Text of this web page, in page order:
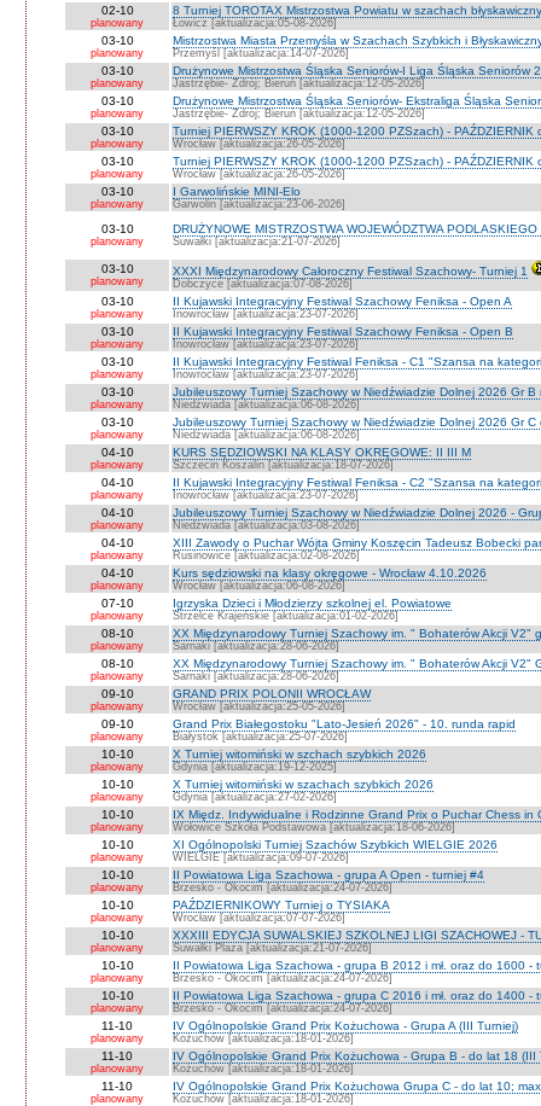
02-10
planowany
8 Turniej TOROTAX Mistrzostwa Powiatu w szachach
Łowicz [aktualizacja:05-08-2026]
03-10
planowany
Mistrzostwa Miasta Przemyśla w Szachach Szybkich i
Przemyśl [aktualizacja:14-07-2026]
03-10
planowany
Drużynowe Mistrzostwa Śląska Seniorów-I Liga Śląska Seniorów
Jastrzębie- Zdrój; Bieruń [aktualizacja:12-05-2026]
03-10
planowany
Drużynowe Mistrzostwa Śląska Seniorów- Ekstraliga Śląska
Jastrzębie- Zdrój; Bieruń [aktualizacja:12-05-2026]
03-10
planowany
Turniej PIERWSZY KROK (1000-1200 PZSzach) - PAŹDZIERNIK
Wrocław [aktualizacja:26-05-2026]
03-10
planowany
Turniej PIERWSZY KROK (1000-1200 PZSzach) - PAŹDZIERNIK
Wrocław [aktualizacja:26-05-2026]
03-10
planowany
I Garwolińskie MINI-Elo
Garwolin [aktualizacja:23-06-2026]
03-10
planowany
DRUŻYNOWE MISTRZOSTWA WOJEWÓDZTWA
Suwałki [aktualizacja:21-07-2026]
03-10
planowany
XXXI Międzynarodowy Całoroczny Festiwal Szachowy- Turniej 1
Dobczyce [aktualizacja:07-08-2026]
03-10
planowany
II Kujawski Integracyjny Festiwal Szachowy Feniksa - Open A
Inowrocław [aktualizacja:23-07-2026]
03-10
planowany
II Kujawski Integracyjny Festiwal Szachowy Feniksa - Open B
Inowrocław [aktualizacja:23-07-2026]
03-10
planowany
II Kujawski Integracyjny Festiwal Feniksa - C1 "Szansa na
Inowrocław [aktualizacja:23-07-2026]
03-10
planowany
Jubileuszowy Turniej Szachowy w Niedźwiadzie Dolnej 2026 Gr
Niedźwiada [aktualizacja:06-08-2026]
03-10
planowany
Jubileuszowy Turniej Szachowy w Niedźwiadzie Dolnej 2026 Gr
Niedźwiada [aktualizacja:06-08-2026]
04-10
planowany
KURS SĘDZIOWSKI NA KLASY OKRĘGOWE: II III M
Szczecin Koszalin [aktualizacja:18-07-2026]
04-10
planowany
II Kujawski Integracyjny Festiwal Feniksa - C2 "Szansa na
Inowrocław [aktualizacja:23-07-2026]
04-10
planowany
Jubileuszowy Turniej Szachowy w Niedźwiadzie Dolnej 2026 -
Niedżwiada [aktualizacja:03-08-2026]
04-10
planowany
XIII Zawody o Puchar Wójta Gminy Koszęcin Tadeusz Bobecki
Rusinowice [aktualizacja:02-08-2026]
04-10
planowany
Kurs sędziowski na klasy okręgowe - Wrocław 4.10.2026
Wrocław [aktualizacja:06-08-2026]
07-10
planowany
Igrzyska Dzieci i Młodzierzy szkolnej el. Powiatowe
Strzelce Krajeńskie [aktualizacja:01-02-2026]
08-10
planowany
XX Międzynarodowy Turniej Szachowy im. " Bohaterów Akcji V2"
Sarnaki [aktualizacja:28-06-2026]
08-10
planowany
XX Międzynarodowy Turniej Szachowy im. " Bohaterów Akcji V2"
Sarnaki [aktualizacja:28-06-2026]
09-10
planowany
GRAND PRIX POLONII WROCŁAW
Wrocław [aktualizacja:25-05-2026]
09-10
planowany
Grand Prix Białegostoku "Lato-Jesień 2026" - 10. runda rapid
Białystok [aktualizacja:25-07-2026]
10-10
planowany
X Turniej witomiński w szchach szybkich 2026
Gdynia [aktualizacja:19-12-2025]
10-10
planowany
X Turniej witomiński w szachach szybkich 2026
Gdynia [aktualizacja:27-02-2026]
10-10
planowany
IX Międz. Indywidualne i Rodzinne Grand Prix o Puchar Chess in
Wołowice Szkoła Podstawowa [aktualizacja:18-06-2026]
10-10
planowany
XI Ogólnopolski Turniej Szachów Szybkich WIELGIE 2026
WIELGIE [aktualizacja:09-07-2026]
10-10
planowany
II Powiatowa Liga Szachowa - grupa A Open - turniej #4
Brzesko - Okocim [aktualizacja:24-07-2026]
10-10
planowany
PAŹDZIERNIKOWY Turniej o TYSIAKA
Wrocław [aktualizacja:07-07-2026]
10-10
planowany
XXXIII EDYCJA SUWALSKIEJ SZKOLNEJ LIGI SZACHOWEJ -
Suwałki Plaza [aktualizacja:21-07-2026]
10-10
planowany
II Powiatowa Liga Szachowa - grupa B 2012 i mł. oraz do 1600 -
Brzesko - Okocim [aktualizacja:24-07-2026]
10-10
planowany
II Powiatowa Liga Szachowa - grupa C 2016 i mł. oraz do 1400 -
Brzesko - Okocim [aktualizacja:24-07-2026]
11-10
planowany
IV Ogólnopolskie Grand Prix Kożuchowa - Grupa A (III Turniej)
Kożuchów [aktualizacja:18-01-2026]
11-10
planowany
IV Ogólnopolskie Grand Prix Kożuchowa - Grupa B - do lat 18 (III
Kożuchów [aktualizacja:18-01-2026]
11-10
planowany
IV Ogólnopolskie Grand Prix Kożuchowa Grupa C - do lat 10;
Kożuchów [aktualizacja:18-01-2026]